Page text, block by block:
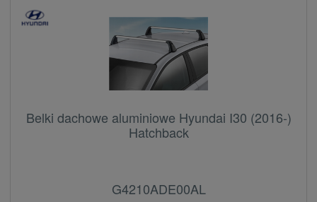
Belki dachowe aluminiowe Hyundai I30 (2016-)
Hatchback
G4210ADE00AL